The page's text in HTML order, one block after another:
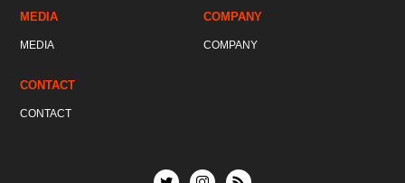
MEDIA
MEDIA
COMPANY
COMPANY
CONTACT
CONTACT